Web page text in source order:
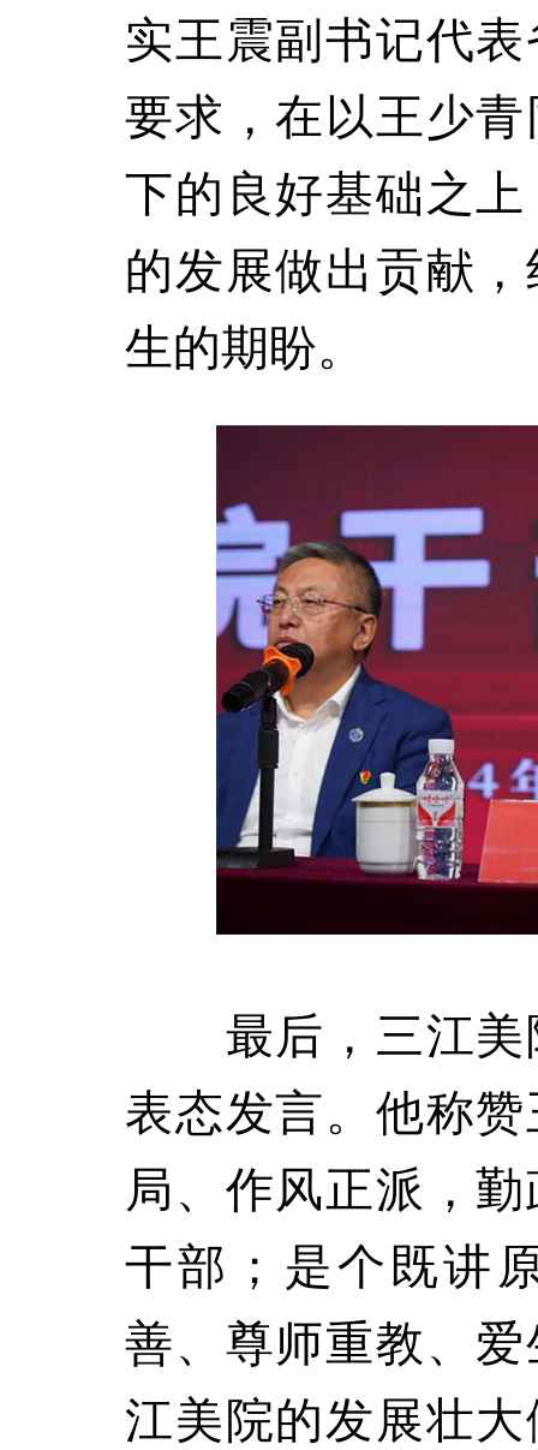
实王震副书记代
要求，在以王少
下的良好基础之
的发展做出贡献
生的期盼。
最后，三江美
表态发言。他称
局、作风正派，
干部；是个既讲
善、尊师重教、
江美院的发展壮